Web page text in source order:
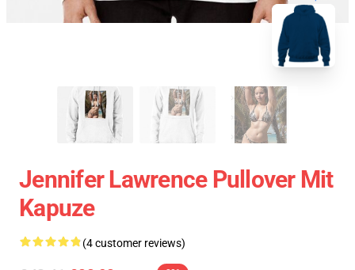
Jennifer Lawrence Pullover Mit
Kapuze
(4 customer reviews)